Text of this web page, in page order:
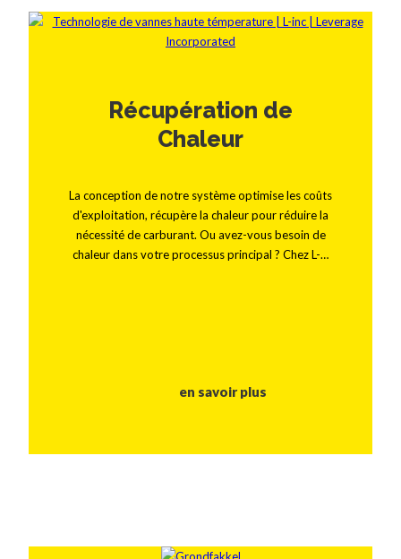
Récupération de
Chaleur
La conception de notre système optimise les coûts
d'exploitation, récupère la chaleur pour réduire la
nécessité de carburant. Ou avez-vous besoin de
chaleur dans votre processus principal ? Chez L-…
en savoir plus